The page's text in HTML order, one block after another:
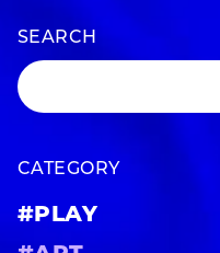
SEARCH
CATEGORY
#PLAY